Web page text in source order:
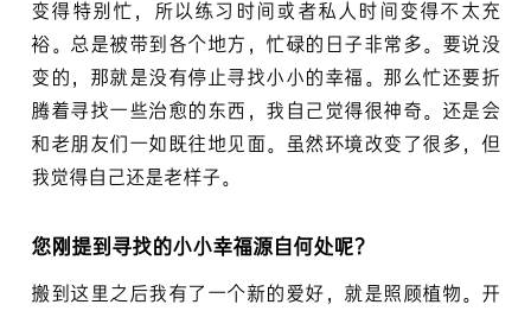
变得特别忙，所以练习时间或者私人时间变得不太充
裕。总是被带到各个地方，忙碌的日子非常多。要说没
变的，那就是没有停止寻找小小的幸福。那么忙还要折
腾着寻找一些治愈的东西，我自己觉得很神奇。还是会
和老朋友们一如既往地见面。虽然环境改变了很多，但
我觉得自己还是老样子。
您刚提到寻找的小小幸福源自何处呢？
搬到这里之后我有了一个新的爱好，就是照顾植物。开